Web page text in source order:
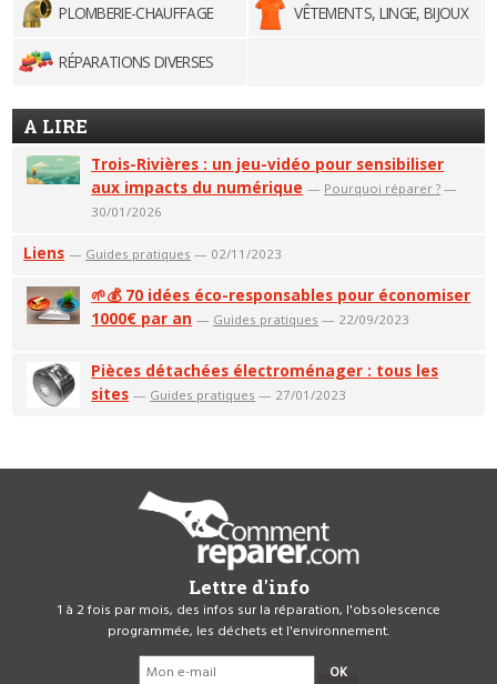
PLOMBERIE-CHAUFFAGE VÊTEMENTS, LINGE, BIJOUX
RÉPARATIONS DIVERSES
A LIRE
Trois-Rivières : un jeu-vidéo pour sensibiliser
aux impacts du numérique — Pourquoi réparer ? —
30/01/2026
Liens — Guides pratiques — 02/11/2023
🌱💰 70 idées éco-responsables pour économiser
1000€ par an — Guides pratiques — 22/09/2023
Pièces détachées électroménager : tous les
sites — Guides pratiques — 27/01/2023
Lettre d'info
1 à 2 fois par mois, des infos sur la réparation, l'obsolescence
programmée, les déchets et l'environnement.
OK